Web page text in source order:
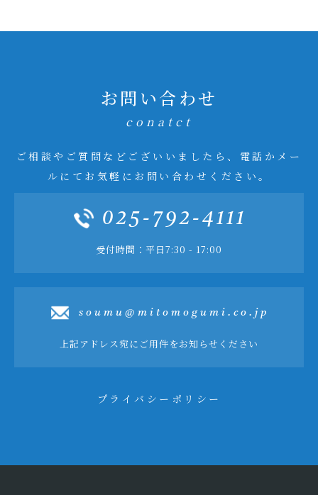
お問い合わせ
conatct
ご相談やご質問などございいましたら、電話かメー
ルにてお気軽にお問い合わせください。
025-792-4111
受付時間：平日7:30 - 17:00
soumu@mitomogumi.co.jp
上記アドレス宛にご用件をお知らせください
プライバシーポリシー